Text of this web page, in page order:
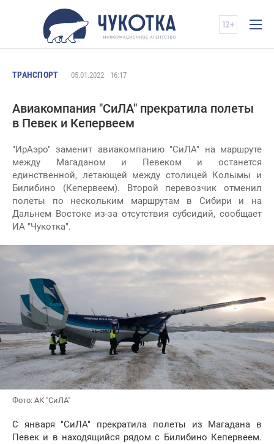
ТРАНСПОРТ 05.01.2022 16:17
Авиакомпания "СиЛА" прекратила полеты
в Певек и Кепервеем
"ИрАэро" заменит авиакомпанию "СиЛА" на маршруте
между Магаданом и Певеком и останется
единственной, летающей между столицей Колымы и
Билибино (Кепервеем). Второй перевозчик отменил
полеты по нескольким маршрутам в Сибири и на
Дальнем Востоке из-за отсутствия субсидий, сообщает
ИА "Чукотка".
Фото: АК "СиЛА"
С января "СиЛА" прекратила полеты из Магадана в
Певек и в находящийся рядом с Билибино Кепервеем.